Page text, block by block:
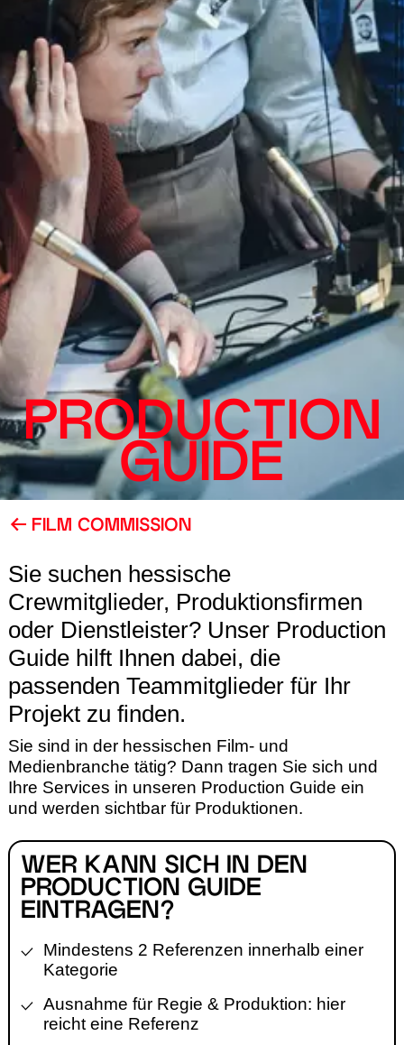
PRODUCTION
GUIDE
FILM COMMISSION
Sie suchen hessische
Crewmitglieder, Produktionsfirmen
oder Dienstleister? Unser Production
Guide hilft Ihnen dabei, die
passenden Teammitglieder für Ihr
Projekt zu finden.
Sie sind in der hessischen Film- und
Medienbranche tätig? Dann tragen Sie sich und
Ihre Services in unseren Production Guide ein
und werden sichtbar für Produktionen.
WER KANN SICH IN DEN
PRODUCTION GUIDE
EINTRAGEN?
Mindestens 2 Referenzen innerhalb einer
Kategorie
Ausnahme für Regie & Produktion: hier
reicht eine Referenz